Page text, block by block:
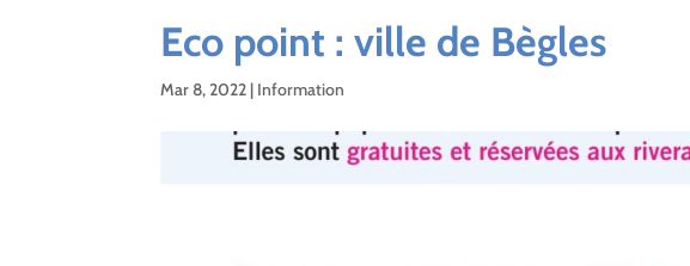
Eco point : ville de Bègles
Mar 8, 2022 | Information